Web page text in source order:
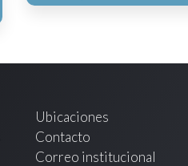
Ubicaciones
Contacto
Correo institucional